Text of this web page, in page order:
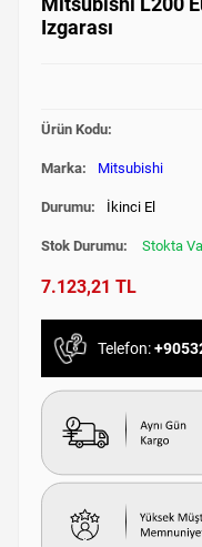
Izgarası
Ürün Kodu:
Marka: Mitsubishi
Durumu: İkinci El
Stok Durumu: Stokta
7.123,21 TL
Telefon: